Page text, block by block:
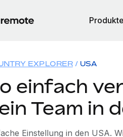
Produkte
EXPLORER USA
einfach
Team in
Einstellung in den USA.